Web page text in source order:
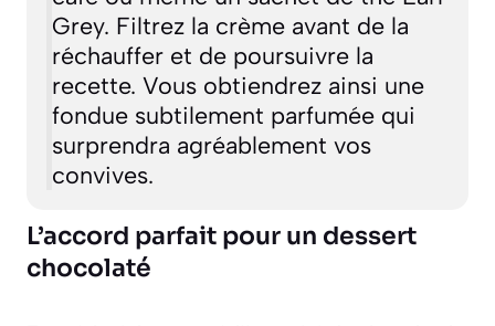
Grey. Filtrez la crème avant de la
réchauffer et de poursuivre la
recette. Vous obtiendrez ainsi une
fondue subtilement parfumée qui
surprendra agréablement vos
convives.
L’accord parfait pour un dessert
chocolaté